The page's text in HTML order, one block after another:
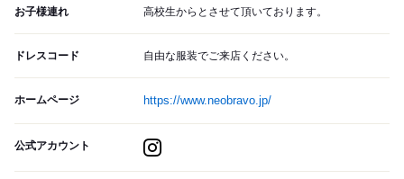
お子様連れ 高校生からとさせて頂いております。
ドレスコード 自由な服装でご来店ください。
ホームページ https://www.neobravo.jp/
公式アカウント